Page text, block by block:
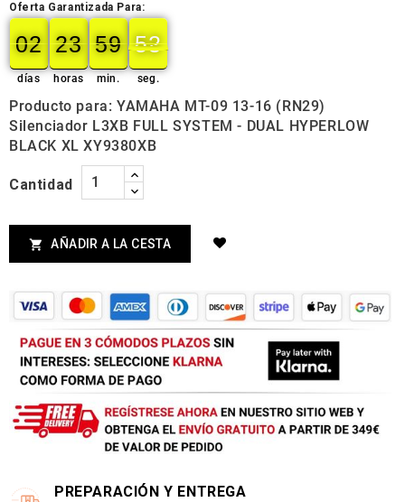
Oferta Garantizada Para:
02
02
00
días
23
23
00
horas
59
59
00
min.
51
51
52
seg.
Producto para: YAMAHA MT-09 13-16 (RN29)
Silenciador L3XB FULL SYSTEM - DUAL HYPERLOW
BLACK XL XY9380XB
Cantidad
 AÑADIR A LA CESTA
PREPARACIÓN Y ENTREGA